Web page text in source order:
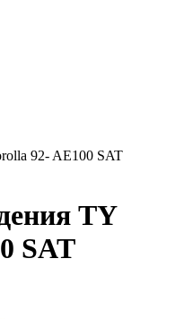
92- AE100 SAT
TY
SAT